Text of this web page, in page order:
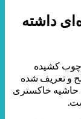
داشته
کشیده
و تعریف شده
حاشیه خاکستری